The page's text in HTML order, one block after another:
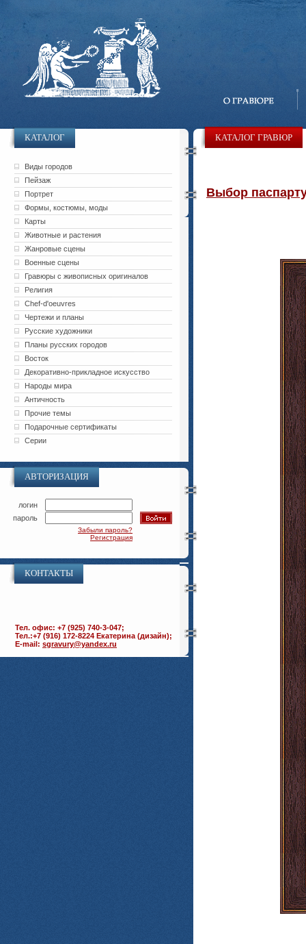
КАТАЛОГ
Виды городов
Пейзаж
Портрет
Формы, костюмы, моды
Карты
Животные и растения
Жанровые сцены
Военные сцены
Гравюры с живописных оригиналов
Религия
Chef-d'oeuvres
Чертежи и планы
Русские художники
Планы русских городов
Восток
Декоративно-прикладное искусство
Народы мира
Античность
Прочие темы
Подарочные сертификаты
Серии
АВТОРИЗАЦИЯ
логин
пароль
Забыли пароль?
Регистрация
КОНТАКТЫ
Тел. офис: +7 (925) 740-3-047;
Тел.:+7 (916) 172-8224 Екатерина (дизайн);
E-mail: sgravury@yandex.ru
КАТАЛОГ ГРАВЮР
Выбор